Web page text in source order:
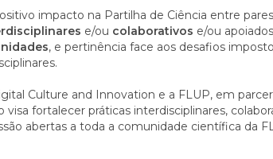
impacto na Partilha de Ciência entre
e/ou colaborativos e/ou
, e pertinência face aos desafios
Culture and Innovation e a FLUP, em
fortalecer práticas interdisciplinares,
abertas a toda a comunidade científica da